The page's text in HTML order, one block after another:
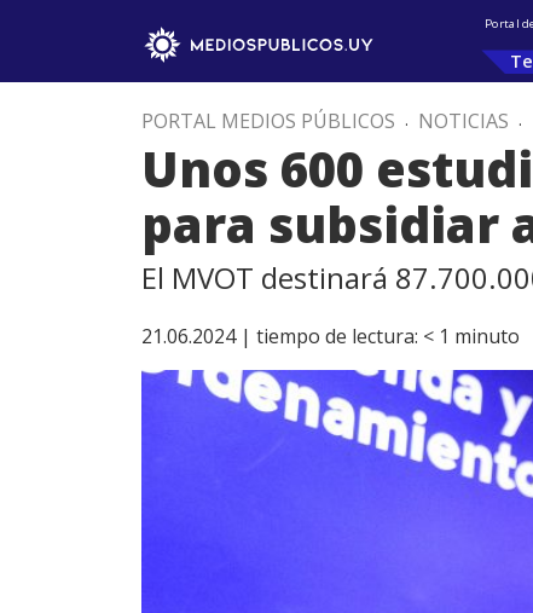
Portal
PORTAL MEDIOS PÚBLICOS . NOTICIAS .
Unos 600
para subsidiar
El MVOT destinará
21.06.2024 | tiempo de lectura: < 1 minuto